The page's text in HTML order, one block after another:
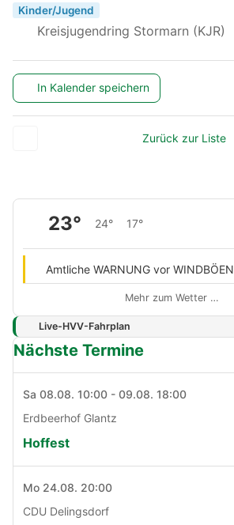
Kinder/Jugend
Kreisjugendring Stormarn (KJR)
In Kalender speichern
Zurück zur Liste
23° 24° 17°
Amtliche WARNUNG vor WINDBÖEN
Mehr zum Wetter …
Live-HVV-Fahrplan
Nächste Termine
Sa 08.08. 10:00 - 09.08. 18:00
Erdbeerhof Glantz
Hoffest
Mo 24.08. 20:00
CDU Delingsdorf